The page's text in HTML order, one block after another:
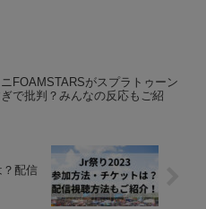
FOAMSTARSがスプラトゥーン
で批判？みんなの反応もご紹
？配信